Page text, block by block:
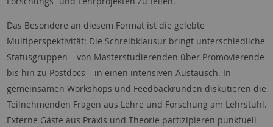
Das Besondere an diesem Format ist die gelebte
Multiperspektivität: Die Schreibklausur bringt unterschiedliche
Statusgruppen – von Masterstudierenden über Promovierende
bis hin zu Postdocs – in einen intensiven Austausch. In
gemeinsamen Workshops und Feedbackrunden diskutieren die
Teilnehmenden Fragen aus Lehre und Forschung am Lehrstuhl.
Externe Gäste aus Praxis und Theorie partizipieren punktuell